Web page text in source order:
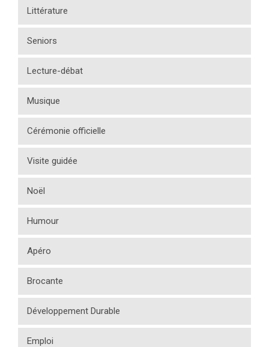
Littérature
Seniors
Lecture-débat
Musique
Cérémonie officielle
Visite guidée
Noël
Humour
Apéro
Brocante
Développement Durable
Emploi